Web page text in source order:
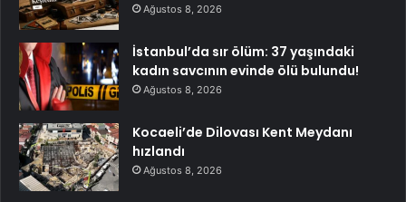
Ağustos 8, 2026
İstanbul’da sır ölüm: 37 yaşındaki
kadın savcının evinde ölü bulundu!
Ağustos 8, 2026
Kocaeli’de Dilovası Kent Meydanı
hızlandı
Ağustos 8, 2026